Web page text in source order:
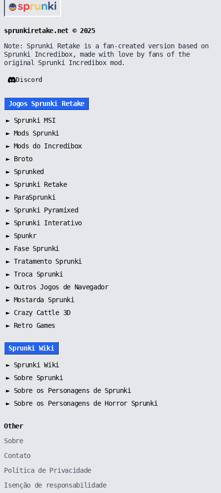
sprunkiretake.net © 2025
Note: Sprunki Retake is a fan-created version based on
Sprunki Incredibox, made with love by fans of the
original Sprunki Incredibox mod.
Discord
Jogos Sprunki Retake
► Sprunki MSI
► Mods Sprunki
► Mods do Incredibox
► Broto
► Sprunked
► Sprunki Retake
► ParaSprunki
► Sprunki Pyramixed
► Sprunki Interativo
► Spunkr
► Fase Sprunki
► Tratamento Sprunki
► Troca Sprunki
► Outros Jogos de Navegador
► Mostarda Sprunki
► Crazy Cattle 3D
► Retro Games
Sprunki Wiki
► Sprunki Wiki
► Sobre Sprunki
► Sobre os Personagens de Sprunki
► Sobre os Personagens de Horror Sprunki
Other
Sobre
Contato
Política de Privacidade
Isenção de responsabilidade